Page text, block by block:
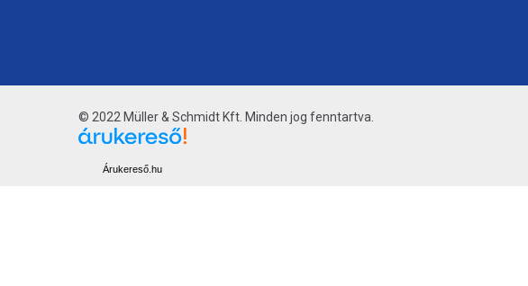
© 2022 Müller & Schmidt Kft. Minden jog fenntartva.
Árukereső.hu